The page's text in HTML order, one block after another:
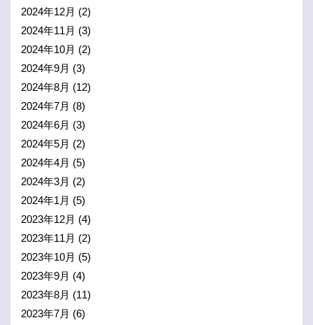
2024年12月 (2)
2024年11月 (3)
2024年10月 (2)
2024年9月 (3)
2024年8月 (12)
2024年7月 (8)
2024年6月 (3)
2024年5月 (2)
2024年4月 (5)
2024年3月 (2)
2024年1月 (5)
2023年12月 (4)
2023年11月 (2)
2023年10月 (5)
2023年9月 (4)
2023年8月 (11)
2023年7月 (6)